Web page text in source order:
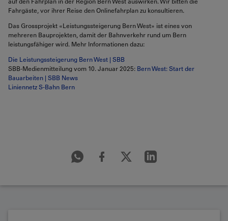
Fahrgäste, vor ihrer Reise den Onlinefahrplan zu konsultieren.
Das Grossprojekt «Leistungssteigerung Bern West» ist eines von
mehreren Bauprojekten, damit der Bahnverkehr rund um Bern
leistungsfähiger wird. Mehr Informationen dazu:
Die Leistungssteigerung Bern West | SBB
SBB-Medienmitteilung vom 10. Januar 2025: Bern West: Start der
Bauarbeiten | SBB News
Liniennetz S-Bahn Bern